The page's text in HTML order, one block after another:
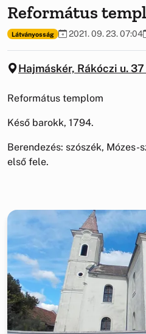
Református
Látványosság 2021. 09. 23. 07:04
Hajmáskér, Rákóczi u. 37
Református templom
Késő barokk, 1794.
Berendezés: szószék, Mózes-
első fele.